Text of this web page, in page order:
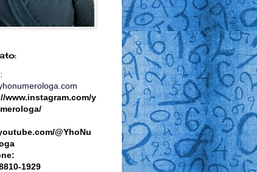
www.instagram.com/y
@YhoNu
1929